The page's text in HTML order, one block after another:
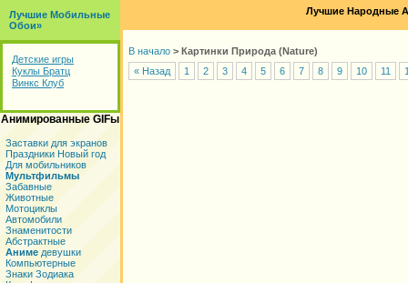
Лучшие Мобильные
Обои»
Детские игры
Куклы Братц
Винкс Клуб
Анимированные GIFы
Заставки для экранов
Праздники Новый год
Для мобильников
Мультфильмы
Забавные
Животные
Мотоциклы
Автомобили
Знаменитости
Абстрактные
Аниме девушки
Компьютерные
Знаки Зодиака
Лучшие Народные
В начало > Картинки Природа (Nature)
« Назад
1 2 3 4 5 6 7 8 9 10 11